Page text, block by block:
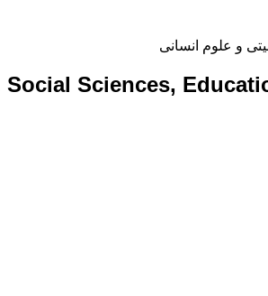
و علوم انسانی
Sciences,